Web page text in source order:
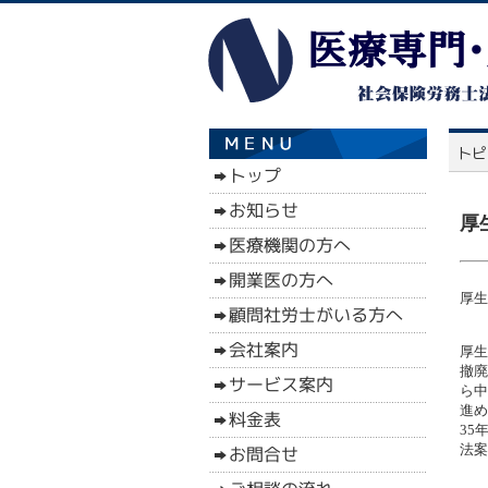
厚
厚
厚
撤
ら
進
35
法